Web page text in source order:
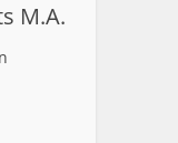
M.A.